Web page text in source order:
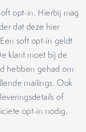
opt-in. Hierbij mag
dat deze hier
soft opt-in geldt
klant moet bij de
hebben gehad om
mailings. Ook
of
opt-in nodig.